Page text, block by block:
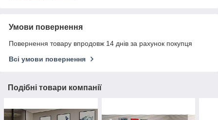
Умови повернення
Повернення товару впродовж 14 днів за рахунок покупця
Всі умови повернення
Подібні товари компанії